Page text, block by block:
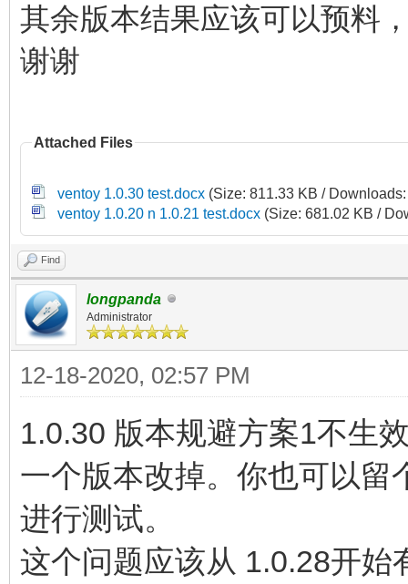
其余版本结果应该可以预料
谢谢
Attached Files
ventoy 1.0.30 test.docx (Size: 811.33 KB /
ventoy 1.0.20 n 1.0.21 test.docx (Size: 681.02 KB /
Find
longpanda
Administrator
12-18-2020, 02:57 PM
1.0.30 版本规避方案1不生
一个版本改掉。你也可以留
进行测试。
这个问题应该从 1.0.28开